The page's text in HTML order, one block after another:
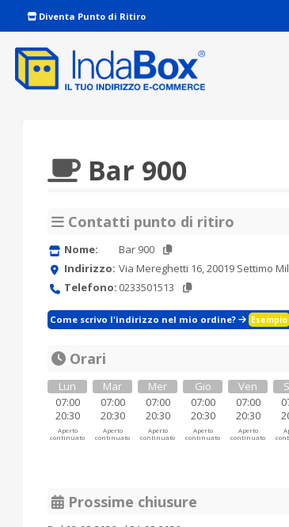
Diventa Punto di Ritiro
Bar 900
Contatti punto di ritiro
Nome:
Bar 900
Indirizzo: Via Mereghetti 16, 20019 Settimo
Telefono: 0233501513
Come scrivo l'indirizzo nel mio ordine? Esempio
Orari
Lun
07:00
20:30
Aperto
continuato
Mar
07:00
20:30
Aperto
continuato
Mer
07:00
20:30
Aperto
continuato
Gio
07:00
20:30
Aperto
continuato
Ven
07:00
20:30
Aperto
continuato
Prossime chiusure